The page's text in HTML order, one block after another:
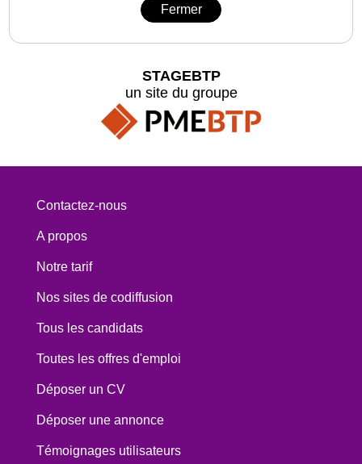
Fermer
STAGEBTP
un site du groupe
Contactez-nous
A propos
Notre tarif
Nos sites de codiffusion
Tous les candidats
Toutes les offres d'emploi
Déposer un CV
Déposer une annonce
Témoignages utilisateurs